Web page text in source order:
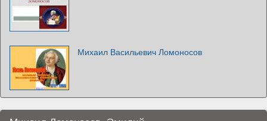
Михаил Васильевич Ломоносов